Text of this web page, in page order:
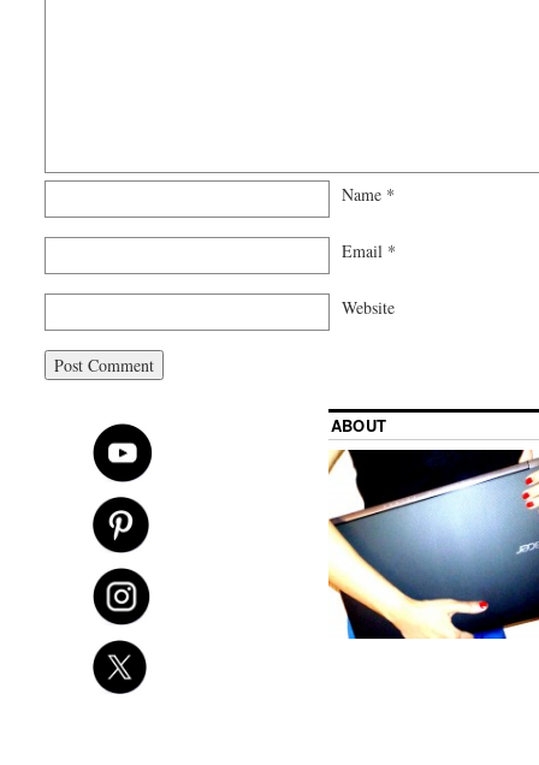
Name *
Email *
Website
ABOUT